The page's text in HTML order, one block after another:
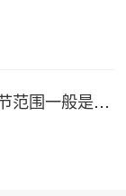
跑步机的速度调节范围一般是多少？